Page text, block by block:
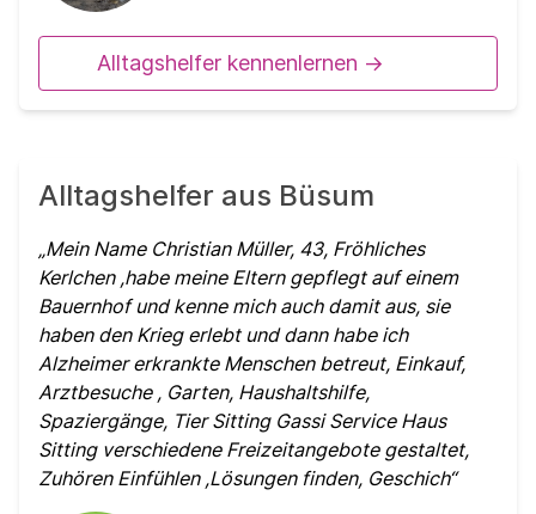
Alltagshelfer kennenlernen ->
Alltagshelfer aus Büsum
Mein Name Christian Müller, 43, Fröhliches
Kerlchen ,habe meine Eltern gepflegt auf einem
Bauernhof und kenne mich auch damit aus, sie
haben den Krieg erlebt und dann habe ich
Alzheimer erkrankte Menschen betreut, Einkauf,
Arztbesuche , Garten, Haushaltshilfe,
Spaziergänge, Tier Sitting Gassi Service Haus
Sitting verschiedene Freizeitangebote gestaltet,
Zuhören Einfühlen ,Lösungen finden, Geschich